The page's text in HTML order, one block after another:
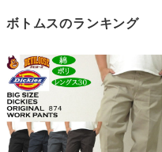
ボトムスのランキング